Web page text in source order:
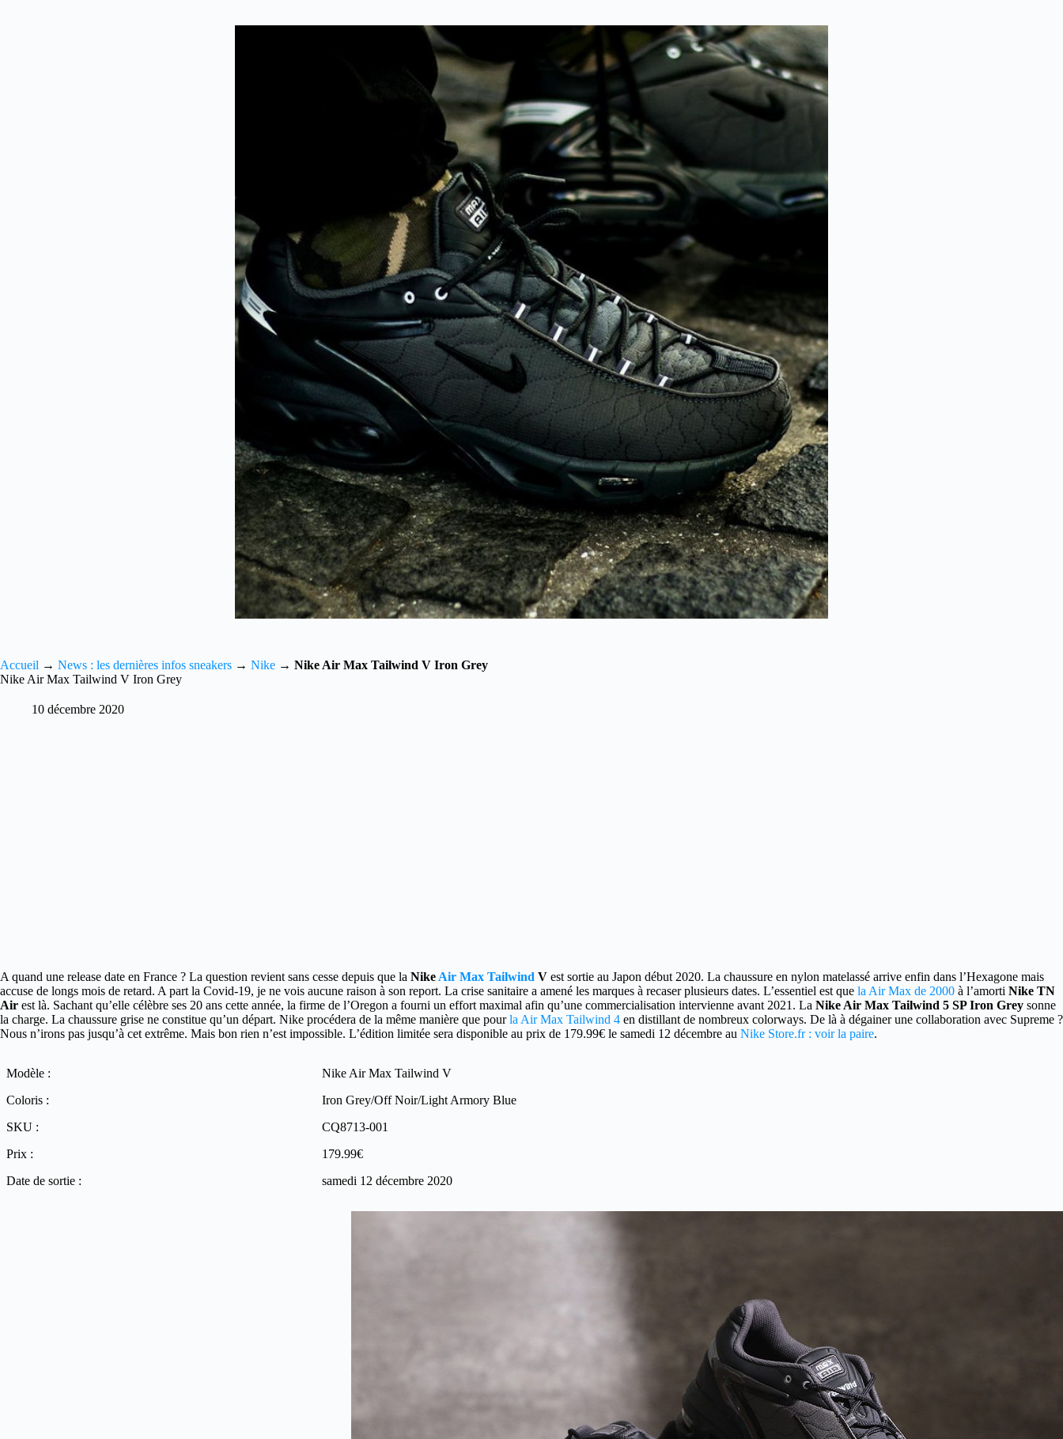
Accueil → News : les dernières infos sneakers → Nike → Nike Air Max Tailwind V Iron Grey
Nike Air Max Tailwind V Iron Grey
10 décembre 2020
A quand une release date en France ? La question revient sans cesse depuis que la Nike Air Max Tailwind V est sortie au Japon début 2020. La chaussure en nylon matelassé arrive enfin dans l’Hexagone mais
accuse de longs mois de retard. A part la Covid-19, je ne vois aucune raison à son report. La crise sanitaire a amené les marques à recaser plusieurs dates. L’essentiel est que la Air Max de 2000 à l’amorti Nike TN
Air est là. Sachant qu’elle célèbre ses 20 ans cette année, la firme de l’Oregon a fourni un effort maximal afin qu’une commercialisation intervienne avant 2021. La Nike Air Max Tailwind 5 SP Iron Grey sonne
la charge. La chaussure grise ne constitue qu’un départ. Nike procédera de la même manière que pourla Air Max Tailwind 4 en distillant de nombreux colorways. De là à dégainer une collaboration avec Supreme ?
Nous n’irons pas jusqu’à cet extrême. Mais bon rien n’est impossible. L’édition limitée sera disponible au prix de 179.99€ le samedi 12 décembre au Nike Store.fr : voir la paire.
Modèle :
Nike Air Max Tailwind V
Coloris :
Iron Grey/Off Noir/Light Armory Blue
SKU :
CQ8713-001
Prix :
179.99€
Date de sortie :
samedi 12 décembre 2020